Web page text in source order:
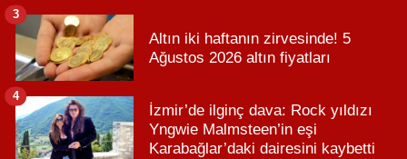
Altın iki haftanın zirvesinde! 5
Ağustos 2026 altın fiyatları
3
İzmir’de ilginç dava: Rock yıldızı
Yngwie Malmsteen’in eşi
Karabağlar’daki dairesini kaybetti
4